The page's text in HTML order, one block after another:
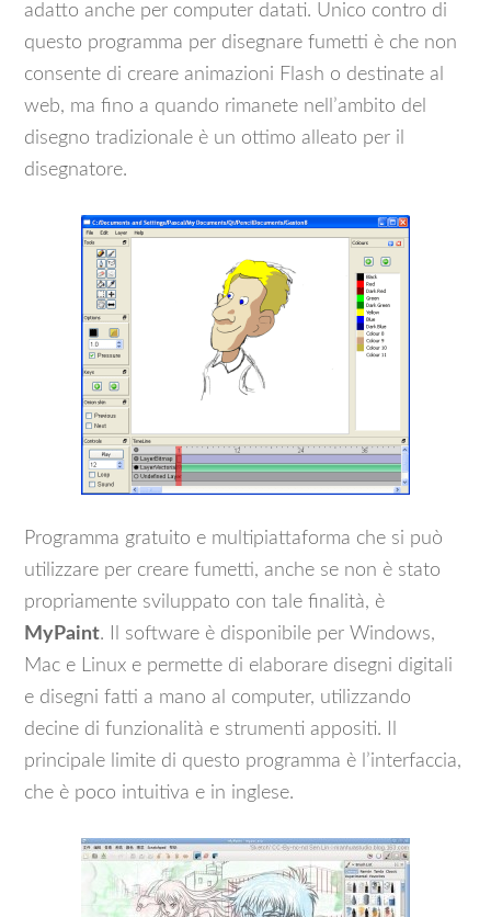
adatto anche per computer datati. Unico contro di
questo programma per disegnare fumetti è che non
consente di creare animazioni Flash o destinate al
web, ma fino a quando rimanete nell’ambito del
disegno tradizionale è un ottimo alleato per il
disegnatore.
Programma gratuito e multipiattaforma che si può
utilizzare per creare fumetti, anche se non è stato
propriamente sviluppato con tale finalità, è
MyPaint. Il software è disponibile per Windows,
Mac e Linux e permette di elaborare disegni digitali
e disegni fatti a mano al computer, utilizzando
decine di funzionalità e strumenti appositi. Il
principale limite di questo programma è l’interfaccia,
che è poco intuitiva e in inglese.